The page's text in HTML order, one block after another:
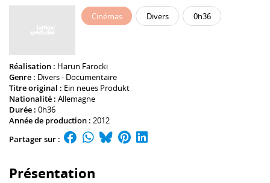
Cinémas Divers 0h36
Réalisation : Harun Farocki
Genre : Divers - Documentaire
Titre original : Ein neues Produkt
Nationalité : Allemagne
Durée : 0h36
Année de production : 2012
Partager sur :
Présentation